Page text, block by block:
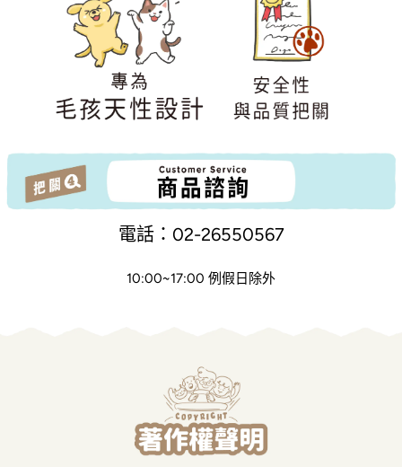
電話：02-26550567
10:00~17:00 例假日除外